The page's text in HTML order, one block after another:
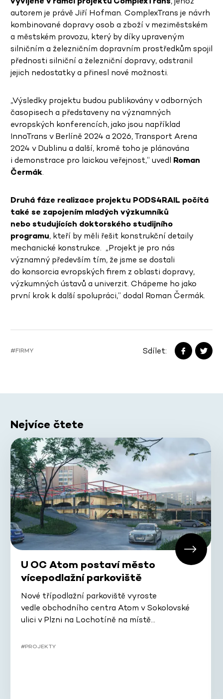
autorem je právě Jiří Hofman. ComplexTrans je návrh
kombinované dopravy osob a zboží v meziměstském
a městském provozu, který by díky upraveným
silničním a železničním dopravním prostředkům spojil
přednosti silniční a železniční dopravy, odstranil
jejich nedostatky a přinesl nové možnosti.
„Výsledky projektu budou publikovány v odborných
časopisech a představeny na významných
evropských konferencích, jako jsou například
InnoTrans v Berlíně 2024 a 2026, Transport Arena
2024 v Dublinu a další, kromě toho je plánována
i demonstrace pro laickou veřejnost,“ uvedl Roman
Čermák.
Druhá fáze realizace projektu PODS4RAIL počítá
také se zapojením mladých výzkumníků
nebo studujících doktorského studijního
programu, kteří by měli řešit konstrukční detaily
mechanické konstrukce. „Projekt je pro nás
významný především tím, že jsme se dostali
do konsorcia evropských firem z oblasti dopravy,
výzkumných ústavů a univerzit. Chápeme ho jako
první krok k další spolupráci,“ dodal Roman Čermák.
#FIRMY Sdílet:
Nejvíce čtete
U OC Atom postaví město
vícepodlažní parkoviště
Nové třípodlažní parkoviště vyroste
vedle obchodního centra Atom v Sokolovské
ulici v Plzni na Lochotíně na místě…
#PROJEKTY